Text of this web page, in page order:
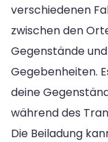
verschiedenen
zwischen den
Gegenstände
Gegebenheiten.
deine
während des
Die Beiladung